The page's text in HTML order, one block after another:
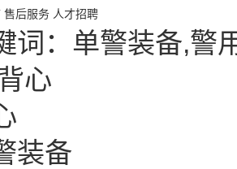
售后服务 人才招聘
词：单警装备,警
心
装备